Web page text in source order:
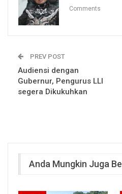
Comments
PREV POST
Audiensi dengan
Gubernur, Pengurus LLI
segera Dikukuhkan
Anda Mungkin Juga